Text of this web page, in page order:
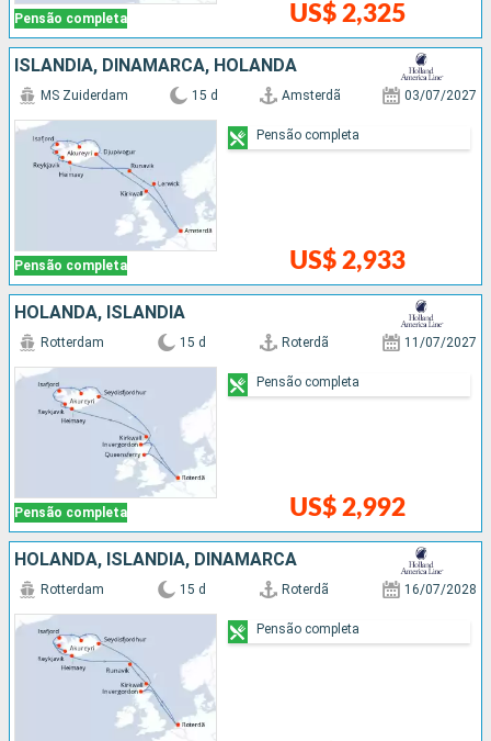
Pensão completa US$ 2,325
ISLÂNDIA, DINAMARCA, HOLANDA
Pensão completa
MS Zuiderdam 15 d Amsterdã 03/07/2027
US$ 2,933
Pensão completa
HOLANDA, ISLÂNDIA
Pensão completa
Rotterdam 15 d Roterdã 11/07/2027
US$ 2,992
Pensão completa
HOLANDA, ISLÂNDIA, DINAMARCA
Rotterdam 15 d Roterdã 16/07/2028
Pensão completa